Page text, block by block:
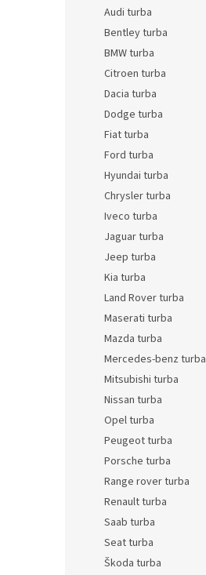
Audi turba
Bentley turba
BMW turba
Citroen turba
Dacia turba
Dodge turba
Fiat turba
Ford turba
Hyundai turba
Chrysler turba
Iveco turba
Jaguar turba
Jeep turba
Kia turba
Land Rover turba
Maserati turba
Mazda turba
Mercedes-benz turba
Mitsubishi turba
Nissan turba
Opel turba
Peugeot turba
Porsche turba
Range rover turba
Renault turba
Saab turba
Seat turba
Škoda turba